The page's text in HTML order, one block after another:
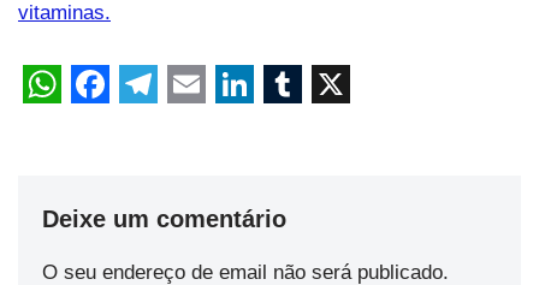
vitaminas.
Deixe um comentário
O seu endereço de email não será publicado.